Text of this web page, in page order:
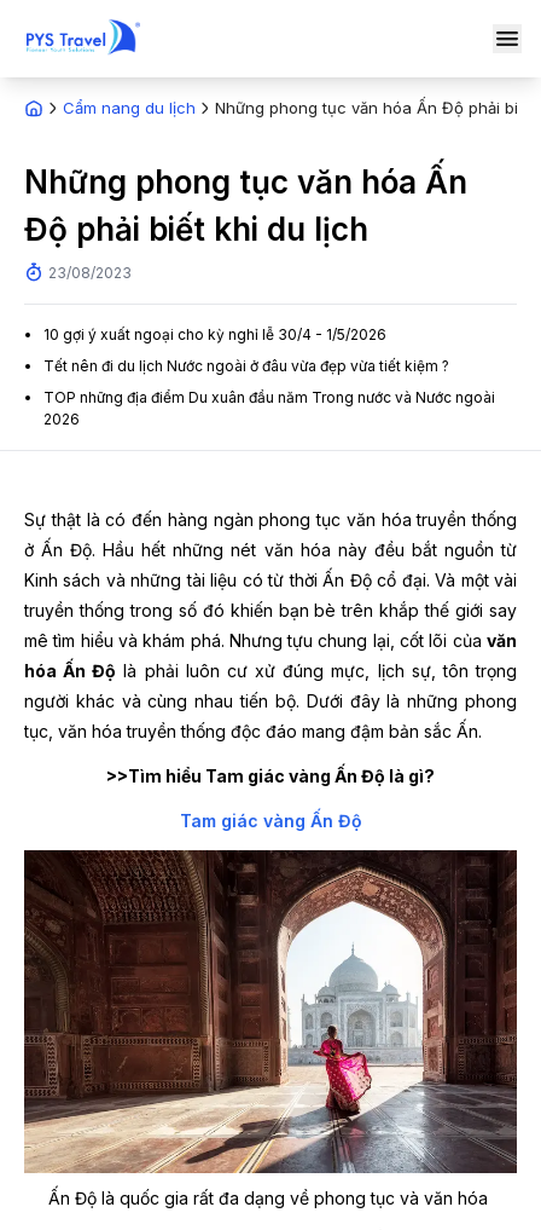
Cẩm nang du lịch Những phong tục văn hóa Ấn Độ phải biết
Những phong tục văn hóa Ấn
Độ phải biết khi du lịch
23/08/2023
10 gợi ý xuất ngoại cho kỳ nghỉ lễ 30/4 - 1/5/2026
Tết nên đi du lịch Nước ngoài ở đâu vừa đẹp vừa tiết kiệm ?
TOP những địa điểm Du xuân đầu năm Trong nước và Nước ngoài
2026
Sự thật là có đến hàng ngàn phong tục văn hóa truyền thống
ở Ấn Độ. Hầu hết những nét văn hóa này đều bắt nguồn từ
Kinh sách và những tài liệu có từ thời Ấn Độ cổ đại. Và một vài
truyền thống trong số đó khiến bạn bè trên khắp thế giới say
mê tìm hiểu và khám phá. Nhưng tựu chung lại, cốt lõi của văn
hóa Ấn Độ là phải luôn cư xử đúng mực, lịch sự, tôn trọng
người khác và cùng nhau tiến bộ. Dưới đây là những phong
tục, văn hóa truyền thống độc đáo mang đậm bản sắc Ấn.
>>Tìm hiểu Tam giác vàng Ấn Độ là gì?
Tam giác vàng Ấn Độ
Ấn Độ là quốc gia rất đa dạng về phong tục và văn hóa